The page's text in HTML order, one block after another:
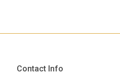
Contact Info